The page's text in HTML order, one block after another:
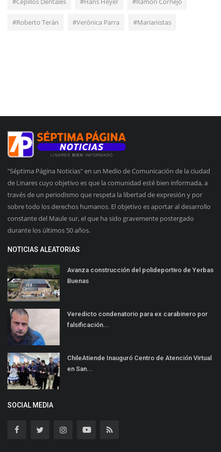
#Roberto Terán #Verónica Parra #Marianistas
"Séptima Página Noticias" en un Medio de Comunicación de la ciudad
de Linares cuyo objetivo es que la comunidad esté bien informada, a
través de un periodismo que respeta la libertad de expresión y por
sobre todo los derechos humanos. El objetivo es aportar al desarrollo
constante del Maule sur, el que ha sido gravemente postergado
durante los últimos 50 años.
NOTICIAS ALEATORIAS
Avanza construcción del polideportivo de Yerbas
Buenas
Veredicto condenatorio para ex carabinero por
falsificación...
ChileAtiende Inauguró Centro de Atención Virtual
en San...
SOCIAL MEDIA